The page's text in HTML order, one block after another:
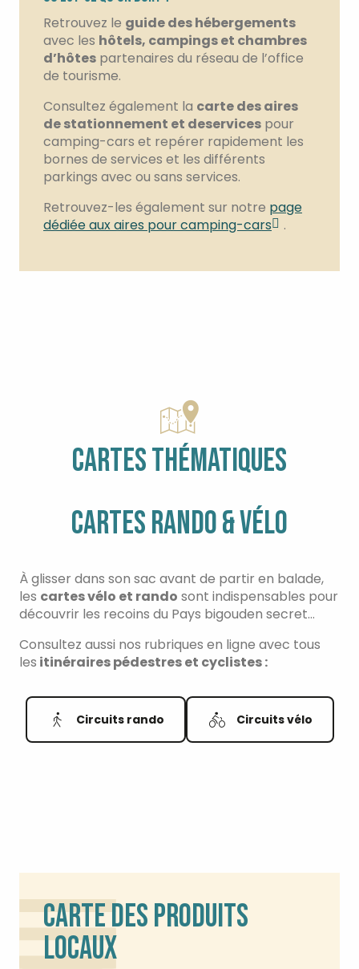
Retrouvez le guide des hébergements
avec les hôtels, campings et chambres
d’hôtes partenaires du réseau de l’office
de tourisme.
Consultez également la carte des aires
de stationnement et deservices pour
camping-cars et repérer rapidement les
bornes de services et les différents
parkings avec ou sans services.
Retrouvez-les également sur notre page
dédiée aux aires pour camping-cars
.
CARTES THÉMATIQUES
CARTES RANDO & VÉLO
À glisser dans son sac avant de partir en balade,
les cartes vélo et rando sont indispensables pour
découvrir les recoins du Pays bigouden secret…
Consultez aussi nos rubriques en ligne avec tous
les itinéraires pédestres et cyclistes :
Circuits rando Circuits vélo
CARTE DES PRODUITS
LOCAUX